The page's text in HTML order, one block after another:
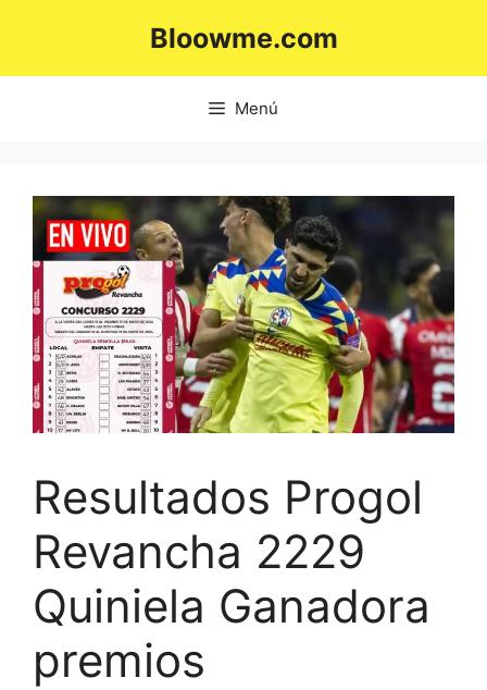
Bloowme.com
Menú
Resultados Progol
Revancha 2229
Quiniela Ganadora
premios